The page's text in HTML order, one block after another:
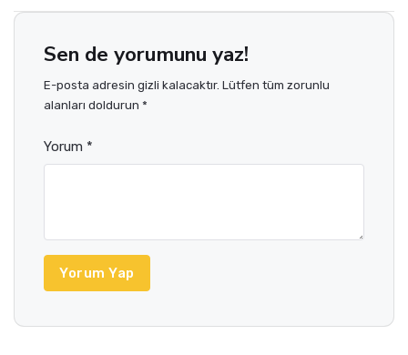
Sen de yorumunu yaz!
E-posta adresin gizli kalacaktır. Lütfen tüm zorunlu
alanları doldurun *
Yorum *
Yorum Yap